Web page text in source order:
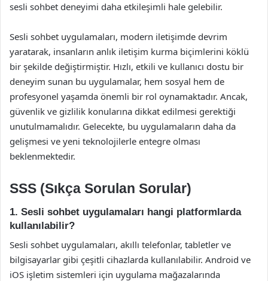
sesli sohbet deneyimi daha etkileşimli hale gelebilir.
Sesli sohbet uygulamaları, modern iletişimde devrim
yaratarak, insanların anlık iletişim kurma biçimlerini köklü
bir şekilde değiştirmiştir. Hızlı, etkili ve kullanıcı dostu bir
deneyim sunan bu uygulamalar, hem sosyal hem de
profesyonel yaşamda önemli bir rol oynamaktadır. Ancak,
güvenlik ve gizlilik konularına dikkat edilmesi gerektiği
unutulmamalıdır. Gelecekte, bu uygulamaların daha da
gelişmesi ve yeni teknolojilerle entegre olması
beklenmektedir.
SSS (Sıkça Sorulan Sorular)
1. Sesli sohbet uygulamaları hangi platformlarda
kullanılabilir?
Sesli sohbet uygulamaları, akıllı telefonlar, tabletler ve
bilgisayarlar gibi çeşitli cihazlarda kullanılabilir. Android ve
iOS işletim sistemleri için uygulama mağazalarında